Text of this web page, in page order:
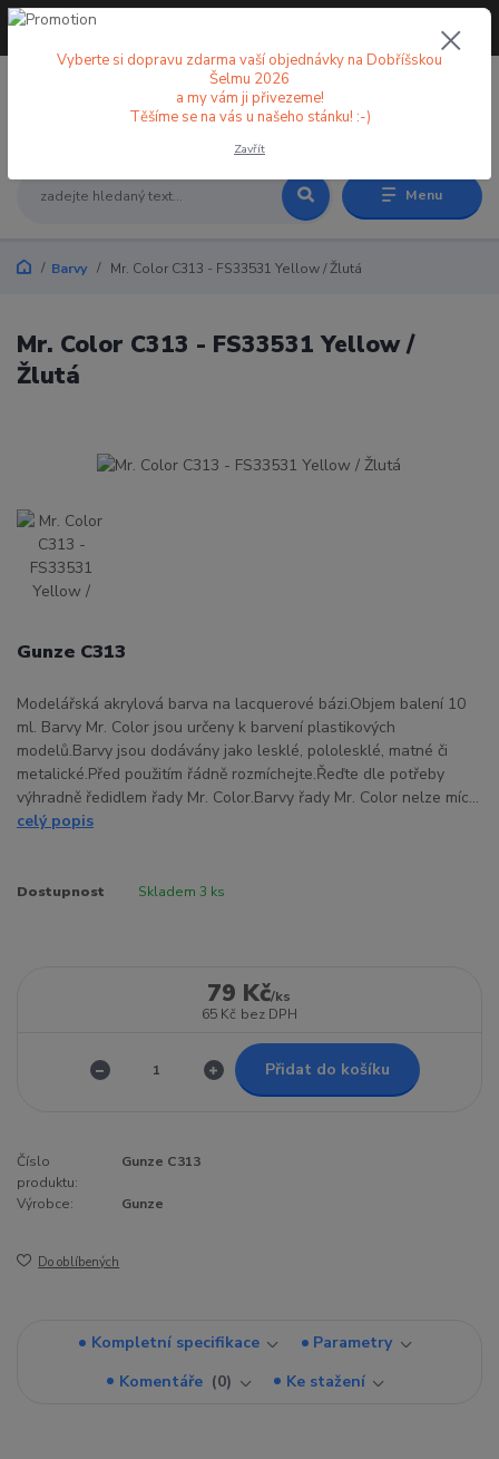
Menu
+420 773 998 582
Barvy Mr. Color C313 - FS33531 Yellow / Žlutá
Mr. Color C313 - FS33531 Yellow /
Žlutá
Gunze C313
Modelářská akrylová barva na lacquerové bázi.Objem balení 10
ml. Barvy Mr. Color jsou určeny k barvení plastikových
modelů.Barvy jsou dodávány jako lesklé, pololesklé, matné či
metalické.Před použitím řádně rozmíchejte.Řeďte dle potřeby
výhradně ředidlem řady Mr. Color.Barvy řady Mr. Color nelze míc...
celý popis
Dostupnost Skladem 3 ks
79 Kč/ks
65 Kč bez DPH
Přidat do košíku
Číslo
produktu:
Gunze C313
Výrobce: Gunze
Do oblíbených
Kompletní specifikace
Parametry
Komentáře
0 Ke stažení
Vyberte si dopravu zdarma vaší objednávky na Dobříšskou
Šelmu 2026
a my vám ji přivezeme!
Těšíme se na vás u našeho stánku! :-)
Zavřít